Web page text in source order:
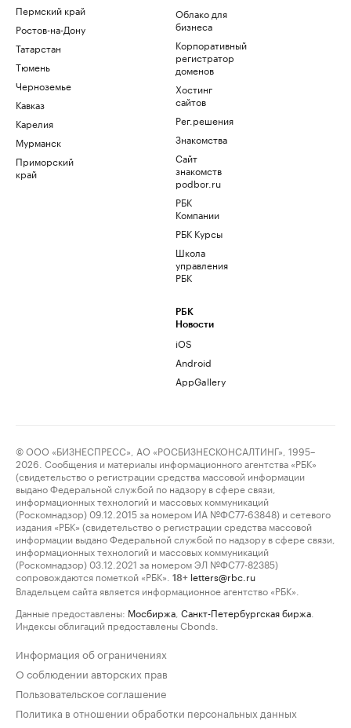
Пермский край
Ростов-на-Дону
Татарстан
Тюмень
Черноземье
Кавказ
Карелия
Мурманск
Приморский
край
Облако для
бизнеса
Корпоративный
регистратор
доменов
Хостинг
сайтов
Рег.решения
Знакомства
Сайт
знакомств
podbor.ru
РБК
Компании
РБК Курсы
Школа
управления
РБК
РБК
Новости
iOS
Android
AppGallery
© ООО «БИЗНЕСПРЕСС», АО «РОСБИЗНЕСКОНСАЛТИНГ», 1995–
2026. Сообщения и материалы информационного агентства «РБК»
(свидетельство о регистрации средства массовой информации
выдано Федеральной службой по надзору в сфере связи,
информационных технологий и массовых коммуникаций
(Роскомнадзор) 09.12.2015 за номером ИА №ФС77-63848) и сетевого
издания «РБК» (свидетельство о регистрации средства массовой
информации выдано Федеральной службой по надзору в сфере связи,
информационных технологий и массовых коммуникаций
(Роскомнадзор) 03.12.2021 за номером ЭЛ №ФС77-82385)
сопровождаются пометкой «РБК».
18+ letters@rbc.ru
Владельцем сайта является информационное агентство «РБК».
Данные предоставлены: Мосбиржа Санкт-Петербургская биржа
Индексы облигаций предоставлены Cbonds.
Информация об ограничениях
О соблюдении авторских прав
Пользовательское соглашение
Политика в отношении обработки персональных данных